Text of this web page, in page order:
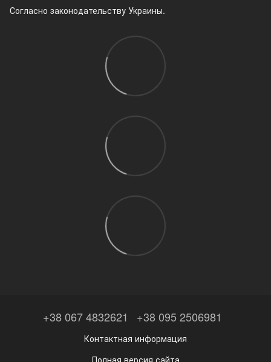
Согласно законодательству Украины.
+38 067 4832621 +38 095 2506981
Контактная информация
Полная версия сайта